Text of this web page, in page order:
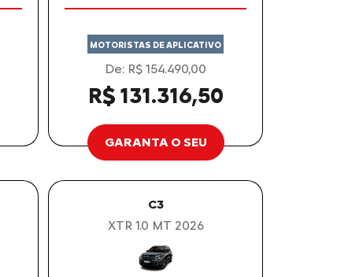
MOTORISTAS DE APLICATIVO
De: R$ 154.490,00
R$ 131.316,50
GARANTA O SEU
C3
XTR 1.0 MT 2026